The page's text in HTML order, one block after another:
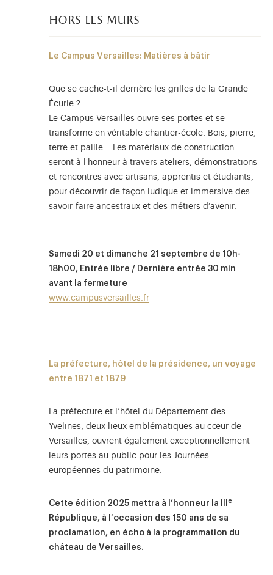
hors les murs
Le Campus Versailles: Matières à bâtir
Que se cache-t-il derrière les grilles de la Grande
Écurie ?
Le Campus Versailles ouvre ses portes et se
transforme en véritable chantier-école. Bois, pierre,
terre et paille... Les matériaux de construction
seront à l'honneur à travers ateliers, démonstrations
et rencontres avec artisans, apprentis et étudiants,
pour découvrir de façon ludique et immersive des
savoir-faire ancestraux et des métiers d’avenir.
Samedi 20 et dimanche 21 septembre de 10h-
18h00, Entrée libre / Dernière entrée 30 min
avant la fermeture
www.campusversailles.fr
La préfecture, hôtel de la présidence, un voyage
entre 1871 et 1879
La préfecture et l’hôtel du Département des
Yvelines, deux lieux emblématiques au cœur de
Versailles, ouvrent également exceptionnellement
leurs portes au public pour les Journées
européennes du patrimoine.
Cette édition 2025 mettra à l’honneur la III e
République, à l’occasion des 150 ans de sa
proclamation, en écho à la programmation du
château de Versailles.